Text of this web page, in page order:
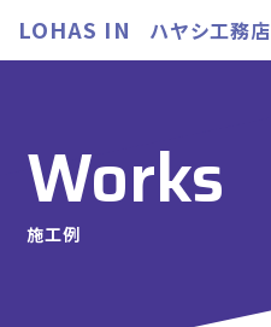
LOHAS IN ハヤシ工務店
Works
施工例